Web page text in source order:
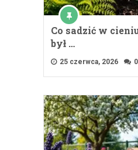
Co sadzić w
był …
25 czerwca, 2026 0